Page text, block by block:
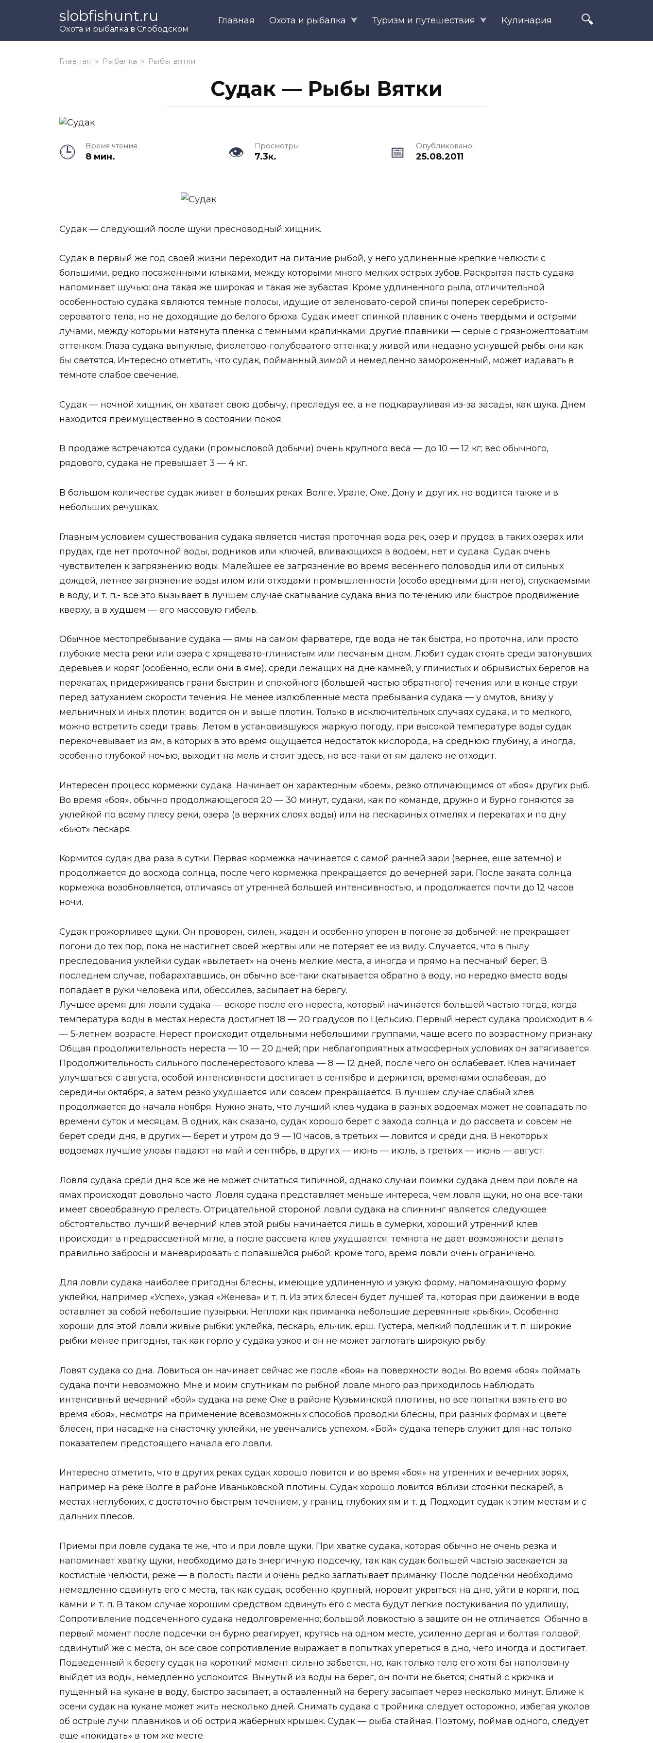
slobfishunt.ru
Охота и рыбалка в Слободском
Главная Охота и рыбалка Туризм и путешествия Кулинария
Главная » Рыбалка » Рыбы вятки
Судак — Рыбы Вятки
Время чтения
8 мин.
Просмотры
7.3к.
Опубликовано
25.08.2011
Судак — следующий после щуки пресноводный хищник.
Судак в первый же год своей жизни переходит на питание рыбой, у него удлиненные крепкие челюсти с
большими, редко посаженными клыками, между которыми много мелких острых зубов. Раскрытая пасть судака
напоминает щучью: она такая же широкая и такая же зубастая. Кроме удлиненного рыла, отличительной
особенностью судака являются темные полосы, идущие от зеленовато-серой спины поперек серебристо-
сероватого тела, но не доходящие до белого брюха. Судак имеет спинкой плавник с очень твердыми и острыми
лучами, между которыми натянута пленка с темными крапинками; другие плавники — серые с грязножелтоватым
оттенком. Глаза судака выпуклые, фиолетово-голубоватого оттенка; у живой или недавно уснувшей рыбы они как
бы светятся. Интересно отметить, что судак, пойманный зимой и немедленно замороженный, может издавать в
темноте слабое свечение.
Судак — ночной хищник, он хватает свою добычу, преследуя ее, а не подкарауливая из-за засады, как щука. Днем
находится преимущественно в состоянии покоя.
В продаже встречаются судаки (промысловой добычи) очень крупного веса — до 10 — 12 кг; вес обычного,
рядового, судака не превышает 3 — 4 кг.
В большом количестве судак живет в больших реках: Волге, Урале, Оке, Дону и других, но водится также и в
небольших речушках.
Главным условием существования судака является чистая проточная вода рек, озер и прудов; в таких озерах или
прудах, где нет проточной воды, родников или ключей, вливающихся в водоем, нет и судака. Судак очень
чувствителен к загрязнению воды. Малейшее ее загрязнение во время весеннего половодья или от сильных
дождей, летнее загрязнение воды илом или отходами промышленности (особо вредными для него), спускаемыми
в воду, и т. п.- все это вызывает в лучшем случае скатывание судака вниз по течению или быстрое продвижение
кверху, а в худшем — его массовую гибель.
Обычное местопребывание судака — ямы на самом фарватере, где вода не так быстра, но проточна, или просто
глубокие места реки или озера с хрящевато-глинистым или песчаным дном. Любит судак стоять среди затонувших
деревьев и коряг (особенно, если они в яме), среди лежащих на дне камней, у глинистых и обрывистых берегов на
перекатах, придерживаясь грани быстрин и спокойного (большей частью обратного) течения или в конце струи
перед затуханием скорости течения. Не менее излюбленные места пребывания судака — у омутов, внизу у
мельничных и иных плотин; водится он и выше плотин. Только в исключительных случаях судака, и то мелкого,
можно встретить среди травы. Летом в установившуюся жаркую погоду, при высокой температуре воды судак
перекочевывает из ям, в которых в это время ощущается недостаток кислорода, на среднюю глубину, а иногда,
особенно глубокой ночью, выходит на мель и стоит здесь, но все-таки от ям далеко не отходит.
Интересен процесс кормежки судака. Начинает он характерным «боем», резко отличающимся от «боя» других рыб.
Во время «боя», обычно продолжающегося 20 — 30 минут, судаки, как по команде, дружно и бурно гоняются за
уклейкой по всему плесу реки, озера (в верхних слоях воды) или на пескариных отмелях и перекатах и по дну
«бьют» пескаря.
Кормится судак два раза в сутки. Первая кормежка начинается с самой ранней зари (вернее, еще затемно) и
продолжается до восхода солнца, после чего кормежка прекращается до вечерней зари. После заката солнца
кормежка возобновляется, отличаясь от утренней большей интенсивностью, и продолжается почти до 12 часов
ночи.
Судак прожорливее щуки. Он проворен, силен, жаден и особенно упорен в погоне за добычей: не прекращает
погони до тех пор, пока не настигнет своей жертвы или не потеряет ее из виду. Случается, что в пылу
преследования уклейки судак «вылетает» на очень мелкие места, а иногда и прямо на песчаный берег. В
последнем случае, побарахтавшись, он обычно все-таки скатывается обратно в воду, но нередко вместо воды
попадает в руки человека или, обессилев, засыпает на берегу.
Лучшее время для ловли судака — вскоре после его нереста, который начинается большей частью тогда, когда
температура воды в местах нереста достигнет 18 — 20 градусов по Цельсию. Первый нерест судака происходит в 4
— 5-летнем возрасте. Нерест происходит отдельными небольшими группами, чаще всего по возрастному признаку.
Общая продолжительность нереста — 10 — 20 дней; при неблагоприятных атмосферных условиях он затягивается.
Продолжительность сильного посленерестового клева — 8 — 12 дней, после чего он ослабевает. Клев начинает
улучшаться с августа, особой интенсивности достигает в сентябре и держится, временами ослабевая, до
середины октября, а затем резко ухудшается или совсем прекращается. В лучшем случае слабый хлев
продолжается до начала ноября. Нужно знать, что лучший клев чудака в разных водоемах может не совпадать по
времени суток и месяцам. В одних, как сказано, судак хорошо берет с захода солнца и до рассвета и совсем не
берет среди дня, в других — берет и утром до 9 — 10 часов, в третьих — ловится и среди дня. В некоторых
водоемах лучшие уловы падают на май и сентябрь, в других — июнь — июль, в третьих — июнь — август.
Ловля судака среди дня все же не может считаться типичной, однако случаи поимки судака днем при ловле на
ямах происходят довольно часто. Ловля судака представляет меньше интереса, чем ловля щуки, но она все-таки
имеет своеобразную прелесть. Отрицательной стороной ловли судака на спиннинг является следующее
обстоятельство: лучший вечерний клев этой рыбы начинается лишь в сумерки, хороший утренний клев
происходит в предрассветной мгле, а после рассвета клев ухудшается; темнота не дает возможности делать
правильно забросы и маневрировать с попавшейся рыбой; кроме того, время ловли очень ограничено.
Для ловли судака наиболее пригодны блесны, имеющие удлиненную и узкую форму, напоминающую форму
уклейки, например «Успех», узкая «Женева» и т. п. Из этих блесен будет лучшей та, которая при движении в воде
оставляет за собой небольшие пузырьки. Неплохи как приманка небольшие деревянные «рыбки». Особенно
хороши для этой ловли живые рыбки: уклейка, пескарь, ельчик, ерш. Густера, мелкий подлещик и т. п. широкие
рыбки менее пригодны, так как горло у судака узкое и он не может заглотать широкую рыбу.
Ловят судака со дна. Ловиться он начинает сейчас же после «боя» на поверхности воды. Во время «боя» поймать
судака почти невозможно. Мне и моим спутникам по рыбной ловле много раз приходилось наблюдать
интенсивный вечерний «бой» судака на реке Оке в районе Кузьминской плотины, но все попытки взять его во
время «боя», несмотря на применение всевозможных способов проводки блесны, при разных формах и цвете
блесен, при насадке на снасточку уклейки, не увенчались успехом. «Бой» судака теперь служит для нас только
показателем предстоящего начала его ловли.
Интересно отметить, что в других реках судак хорошо ловится и во время «боя» на утренних и вечерних зорях,
например на реке Волге в районе Иваньковской плотины. Судак хорошо ловится вблизи стоянки пескарей, в
местах неглубоких, с достаточно быстрым течением, у границ глубоких ям и т. д. Подходит судак к этим местам и с
дальних плесов.
Приемы при ловле судака те же, что и при ловле щуки. При хватке судака, которая обычно не очень резка и
напоминает хватку щуки, необходимо дать энергичную подсечку, так как судак большей частью засекается за
костистые челюсти, реже — в полость пасти и очень редко заглатывает приманку. После подсечки необходимо
немедленно сдвинуть его с места, так как судак, особенно крупный, норовит укрыться на дне, уйти в коряги, под
камни и т. п. В таком случае хорошим средством сдвинуть его с места будут легкие постукивания по удилищу,
Сопротивление подсеченного судака недолговременно; большой ловкостью в защите он не отличается. Обычно в
первый момент после подсечки он бурно реагирует, крутясь на одном месте, усиленно дергая и болтая головой;
сдвинутый же с места, он все свое сопротивление выражает в попытках упереться в дно, чего иногда и достигает.
Подведенный к берегу судак на короткий момент сильно забьется, но, как только тело его хотя бы наполовину
выйдет из воды, немедленно успокоится. Вынутый из воды на берег, он почти не бьется; снятый с крючка и
пущенный на кукане в воду, быстро засыпает, а оставленный на берегу засыпает через несколько минут. Ближе к
осени судак на кукане может жить несколько дней. Снимать судака с тройника следует осторожно, избегая уколов
об острые лучи плавников и об острия жаберных крышек. Судак — рыба стайная. Поэтому, поймав одного, следует
еще «покидать» в том же месте.